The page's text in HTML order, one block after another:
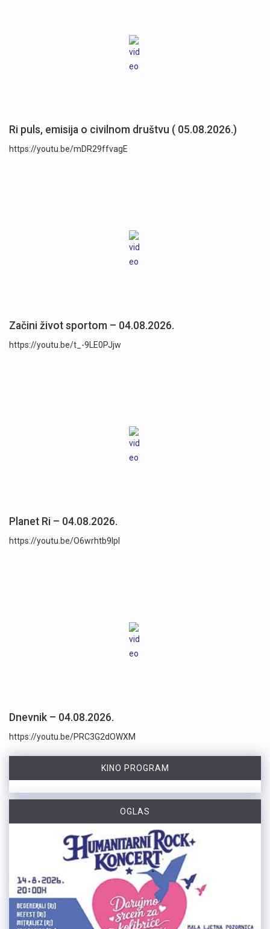
Ri puls, emisija o civilnom društvu ( 05.08.2026.)
https://youtu.be/mDR29ffvagE
Začini život sportom – 04.08.2026.
https://youtu.be/t_-9LE0PJjw
Planet Ri – 04.08.2026.
https://youtu.be/O6wrhtb9lpI
Dnevnik – 04.08.2026.
https://youtu.be/PRC3G2dOWXM
KINO PROGRAM
OGLAS